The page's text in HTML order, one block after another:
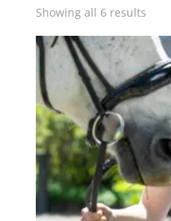
Showing all 6 results